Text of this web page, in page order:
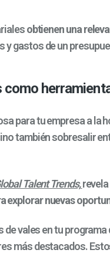
obtienen una
gastos de un
para tu empresa a la
también sobresalir
Talent Trends,
explorar nuevas
vales en tu
más destacados.